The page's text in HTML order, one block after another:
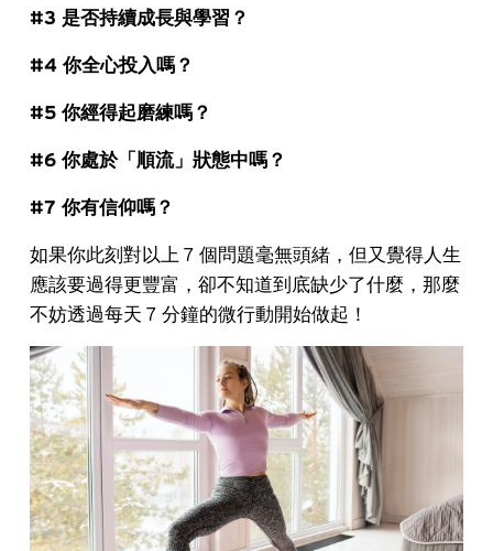
#3 是否持續成長與學習？
#4 你全心投入嗎？
#5 你經得起磨練嗎？
#6 你處於「順流」狀態中嗎？
#7 你有信仰嗎？
如果你此刻對以上 7 個問題毫無頭緒，但又覺得人生
應該要過得更豐富，卻不知道到底缺少了什麼，那麼
不妨透過每天 7 分鐘的微行動開始做起！